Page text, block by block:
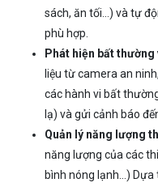
sách, ăn tối…) và tự
phù hợp.
Phát hiện bất thường
liệu từ camera an
các hành vi bất
lạ) và gửi cảnh báo
Quản lý năng lượng
năng lượng của các
bình nóng lạnh…) Dựa